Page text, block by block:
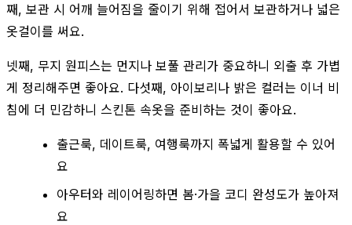
째, 보관 시 어깨 늘어짐을 줄이기 위해 접어서 보관하거나 넓은
옷걸이를 써요.
넷째, 무지 원피스는 먼지나 보풀 관리가 중요하니 외출 후 가볍
게 정리해주면 좋아요. 다섯째, 아이보리나 밝은 컬러는 이너 비
침에 더 민감하니 스킨톤 속옷을 준비하는 것이 좋아요.
출근룩, 데이트룩, 여행룩까지 폭넓게 활용할 수 있어
요
아우터와 레이어링하면 봄·가을 코디 완성도가 높아져
요